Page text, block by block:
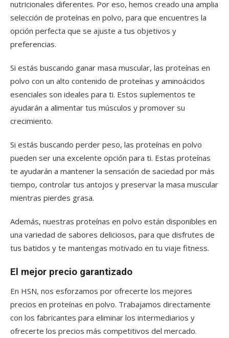
nutricionales diferentes. Por eso, hemos creado una amplia
selección de proteínas en polvo, para que encuentres la
opción perfecta que se ajuste a tus objetivos y
preferencias.
Si estás buscando ganar masa muscular, las proteínas en
polvo con un alto contenido de proteínas y aminoácidos
esenciales son ideales para ti. Estos suplementos te
ayudarán a alimentar tus músculos y promover su
crecimiento.
Si estás buscando perder peso, las proteínas en polvo
pueden ser una excelente opción para ti. Estas proteínas
te ayudarán a mantener la sensación de saciedad por más
tiempo, controlar tus antojos y preservar la masa muscular
mientras pierdes grasa.
Además, nuestras proteínas en polvo están disponibles en
una variedad de sabores deliciosos, para que disfrutes de
tus batidos y te mantengas motivado en tu viaje fitness.
El mejor precio garantizado
En HSN, nos esforzamos por ofrecerte los mejores
precios en proteínas en polvo. Trabajamos directamente
con los fabricantes para eliminar los intermediarios y
ofrecerte los precios más competitivos del mercado.